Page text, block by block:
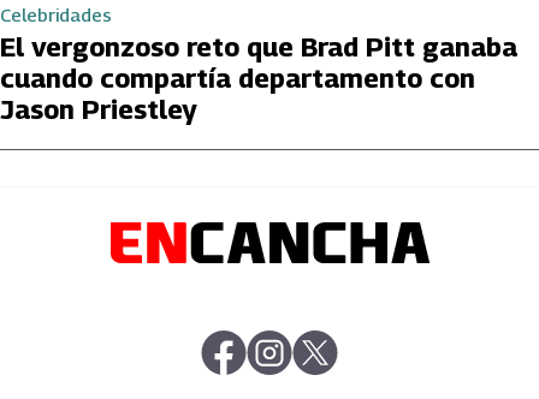
Celebridades
El vergonzoso reto que Brad Pitt ganaba
cuando compartía departamento con
Jason Priestley
abre en nueva pestaña
abre en nueva pestaña